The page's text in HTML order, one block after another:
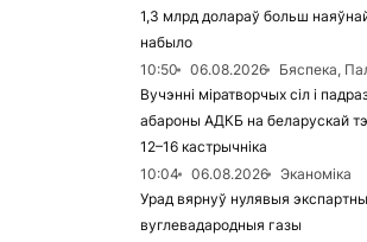
1,3 млрд долараў больш
набыло
10:50
06.08.2026
Бяспека,
Вучэнні міратворчых сіл і
абароны АДКБ на беларускай
12–16 кастрычніка
10:04
06.08.2026
Эканоміка
Урад вярнуў нулявыя
вуглевадародныя газы